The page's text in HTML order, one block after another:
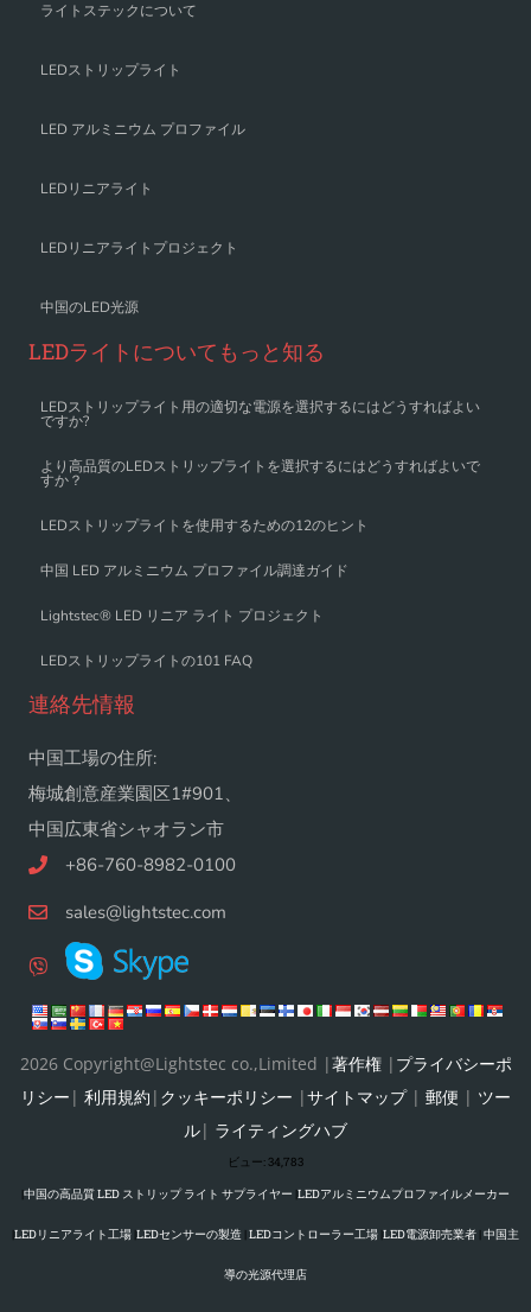
ライトステックについて
LEDストリップライト
LED アルミニウム プロファイル
LEDリニアライト
LEDリニアライトプロジェクト
中国のLED光源
LEDライトについてもっと知る
LEDストリップライト用の適切な電源を選択するにはどうすればよい
ですか?
より高品質のLEDストリップライトを選択するにはどうすればよいで
すか？
LEDストリップライトを使用するための12のヒント
中国 LED アルミニウム プロファイル調達ガイド
Lightstec® LED リニア ライト プロジェクト
LEDストリップライトの101 FAQ
連絡先情報
中国工場の住所:
梅城創意産業園区1#901、
中国広東省シャオラン市
+86-760-8982-0100
sales@lightstec.com
2026 Copyright@Lightstec co.,Limited |著作権| プライバシーポ
リシー | 利用規約 | クッキーポリシー |サイトマップ| 郵便 | ツー
ル| ライティングハブ
ビュー:34,783
中国の高品質 LED ストリップ ライト サプライヤー LEDアルミニウムプロファイルメーカー
LEDリニアライト工場 LEDセンサーの製造 LEDコントローラー工場 LED電源卸売業者 中国主
導の光源代理店